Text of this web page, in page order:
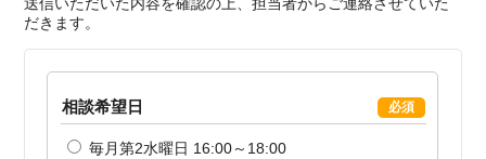
送信いただいた内容を確認の上、担当者からご連絡させていた
だきます。
相談希望日 必須
毎月第2水曜日 16:00～18:00